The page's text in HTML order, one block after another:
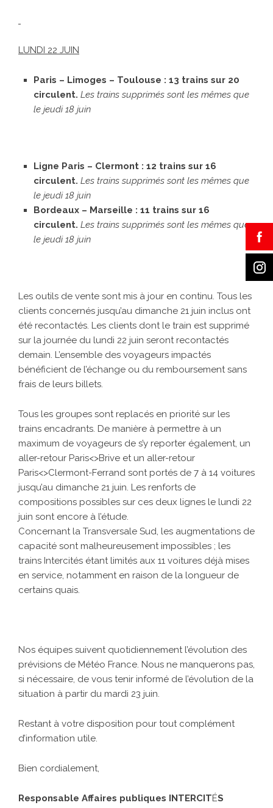
LUNDI 22 JUIN
Paris – Limoges – Toulouse : 13 trains sur 20
circulent. Les trains supprimés sont les mêmes que
le jeudi 18 juin
Ligne Paris – Clermont : 12 trains sur 16
circulent. Les trains supprimés sont les mêmes que
le jeudi 18 juin
Bordeaux – Marseille : 11 trains sur 16
circulent. Les trains supprimés sont les mêmes que
le jeudi 18 juin
Les outils de vente sont mis à jour en continu. Tous les
clients concernés jusqu’au dimanche 21 juin inclus ont
été recontactés. Les clients dont le train est supprimé
sur la journée du lundi 22 juin seront recontactés
demain. L’ensemble des voyageurs impactés
bénéficient de l’échange ou du remboursement sans
frais de leurs billets.
Tous les groupes sont replacés en priorité sur les
trains encadrants. De manière à permettre à un
maximum de voyageurs de s’y reporter également, un
aller-retour Paris<>Brive et un aller-retour
Paris<>Clermont-Ferrand sont portés de 7 à 14 voitures
jusqu’au dimanche 21 juin. Les renforts de
compositions possibles sur ces deux lignes le lundi 22
juin sont encore à l’étude.
Concernant la Transversale Sud, les augmentations de
capacité sont malheureusement impossibles ; les
trains Intercités étant limités aux 11 voitures déjà mises
en service, notamment en raison de la longueur de
certains quais.
Nos équipes suivent quotidiennement l’évolution des
prévisions de Météo France. Nous ne manquerons pas,
si nécessaire, de vous tenir informé de l’évolution de la
situation à partir du mardi 23 juin.
Restant à votre disposition pour tout complément
d’information utile.
Bien cordialement,
Responsable Affaires publiques INTERCITÉS